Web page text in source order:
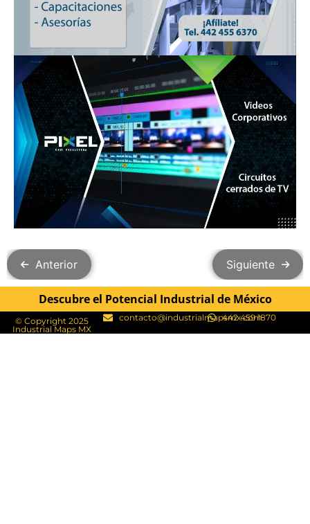
Anterior Siguiente
Descubre el Potencial Industrial de México
© Copyright 2025
Industrial Maps MX​
contacto@industrialmapsmx.com
442 459 1870